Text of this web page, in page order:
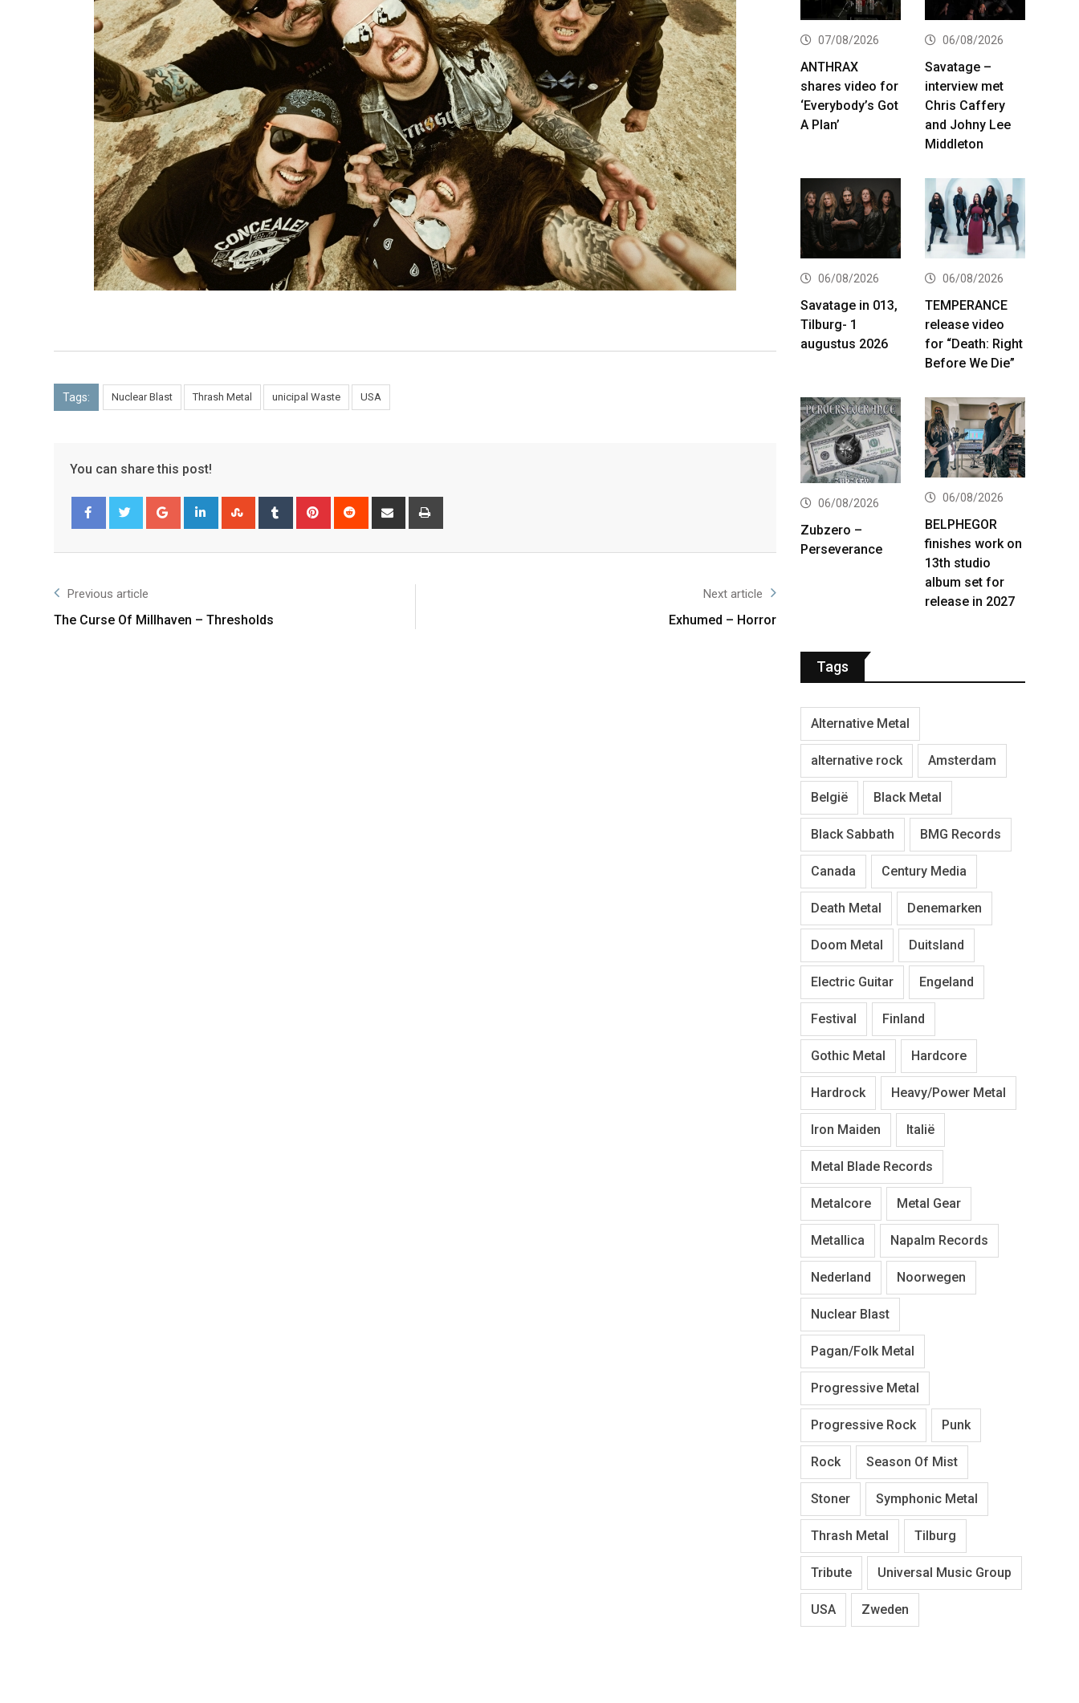
Tags: Nuclear Blast Thrash Metal unicipal Waste USA
You can share this post!
Previous article
The Curse Of Millhaven – Thresholds
Next article
Exhumed – Horror
07/08/2026
ANTHRAX
shares video for
‘Everybody’s Got
A Plan’
06/08/2026
Savatage –
interview met
Chris Caffery
and Johny Lee
Middleton
06/08/2026
Savatage in 013,
Tilburg- 1
augustus 2026
06/08/2026
TEMPERANCE
release video
for “Death: Right
Before We Die”
06/08/2026
Zubzero –
Perseverance
06/08/2026
BELPHEGOR
finishes work on
13th studio
album set for
release in 2027
Tags
Alternative Metal
alternative rock Amsterdam
België Black Metal
Black Sabbath BMG Records
Canada Century Media
Death Metal Denemarken
Doom Metal Duitsland
Electric Guitar Engeland
Festival Finland
Gothic Metal Hardcore
Hardrock Heavy/Power Metal
Iron Maiden Italië
Metal Blade Records
Metalcore Metal Gear
Metallica Napalm Records
Nederland Noorwegen
Nuclear Blast
Pagan/Folk Metal
Progressive Metal
Progressive Rock Punk
Rock Season Of Mist
Stoner Symphonic Metal
Thrash Metal Tilburg
Tribute Universal Music Group
USA Zweden